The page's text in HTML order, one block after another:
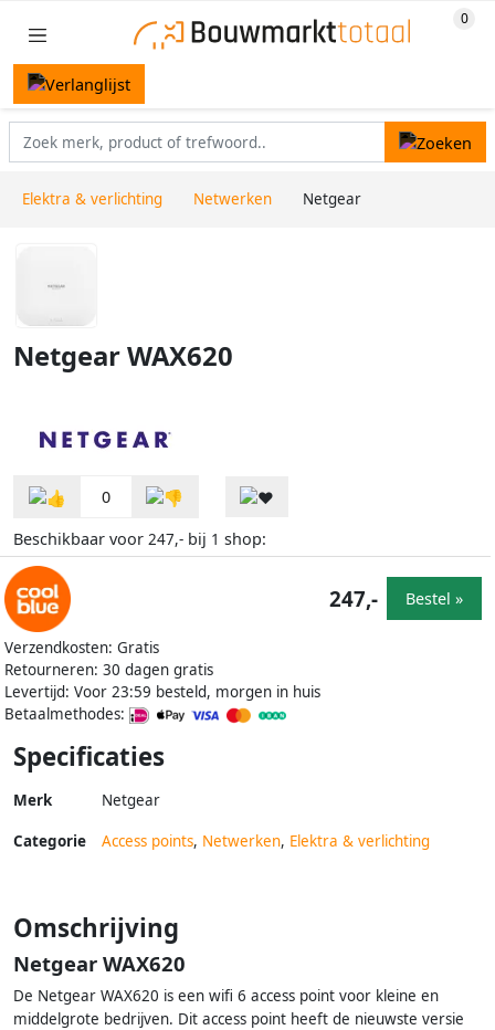
Elektra & verlichting Netwerken Netgear
Netgear WAX620
0
Beschikbaar voor 247,- bij 1 shop:
Verzendkosten: Gratis
Retourneren: 30 dagen gratis
Levertijd: Voor 23:59 besteld, morgen in huis
Betaalmethodes:
247,- Bestel »
Specificaties
Merk Netgear
Categorie Access points, Netwerken, Elektra & verlichting
Omschrijving
Netgear WAX620
De Netgear WAX620 is een wifi 6 access point voor kleine en
middelgrote bedrijven. Dit access point heeft de nieuwste versie